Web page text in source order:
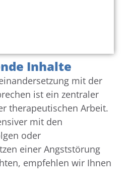
Inhalte
mit der
ist ein zentraler
therapeutischen Arbeit.
mit den
oder
einer Angststörung
empfehlen wir Ihnen